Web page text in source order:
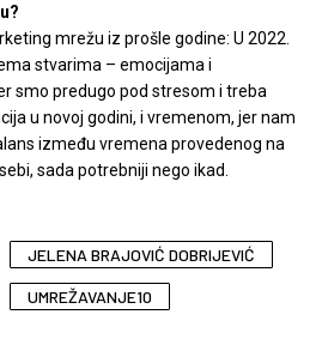
mrežu iz prošle godine: U 2022.
stvarima – emocijama i
smo predugo pod stresom i treba
u novoj godini, i vremenom, jer nam
između vremena provedenog na
sada potrebniji nego ikad.
JELENA BRAJOVIĆ DOBRIJEVIĆ
UMREŽAVANJE10